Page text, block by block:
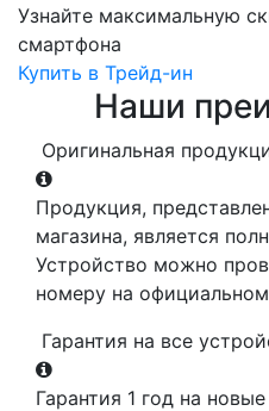
Узнайте максимальную
смартфона
Купить в Трейд-ин
Наши
Оригинальная
Продукция,
магазина, является
Устройство можно
номеру на
Гарантия на все
Гарантия 1 год на